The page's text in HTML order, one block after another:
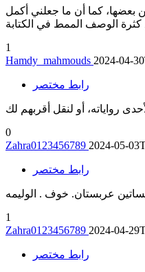
بعضها، كما أن ما جعلني أكمل
1
Hamdy_mahmouds 2024-04-
رابط مختصر
0
Zahra0123456789 2024-05-
رابط مختصر
عربستان. خوف . الوليمه
1
Zahra0123456789 2024-04-
رابط مختصر